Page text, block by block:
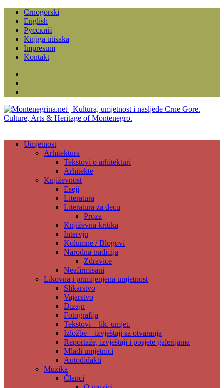
Crnogorski
English
Русский
Knjiga utisaka
Impresum
Kontakt
Umjetnost
Arhitektura
Tekstovi o arhitekturi
Arhitekte
Književnost
Eseji
Literatura
Literatura za đecu
Proza
Književna kritika
Intervju
Kolumne / Blogovi
Narodna tradicija
Zdravice
Neafirmisani
Likovna i primijenjena umjetnost
Slikarstvo
Vajarstvo
Dizajn
Fotografija
Tekstovi – lik. umjet.
Izložbe – izvještaji sa otvaranja
Reportaže, izvještaji i posjete galerijama
Mladi umjetnici
Autodidakti
Muzika
Članci